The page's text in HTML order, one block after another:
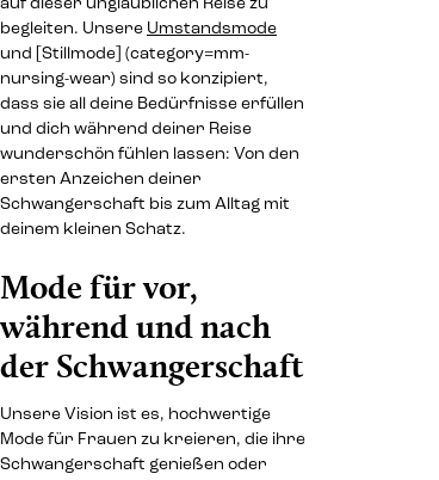
auf dieser unglaublichen Reise zu
begleiten. Unsere Umstandsmode
und [Stillmode] (category=mm-
nursing-wear) sind so konzipiert,
dass sie all deine Bedürfnisse erfüllen
und dich während deiner Reise
wunderschön fühlen lassen: Von den
ersten Anzeichen deiner
Schwangerschaft bis zum Alltag mit
deinem kleinen Schatz.
Mode für vor,
während und nach
der Schwangerschaft
Unsere Vision ist es, hochwertige
Mode für Frauen zu kreieren, die ihre
Schwangerschaft genießen oder